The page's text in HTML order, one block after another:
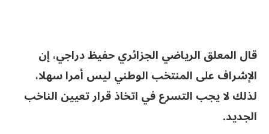
قال المعلق الرياضي الجزائري حفيظ دراجي، إن
الإشراف على المنتخب الوطني ليس أمرا سهلا،
لذلك لا يجب التسرع في اتخاذ قرار تعيين الناخب
الجديد.